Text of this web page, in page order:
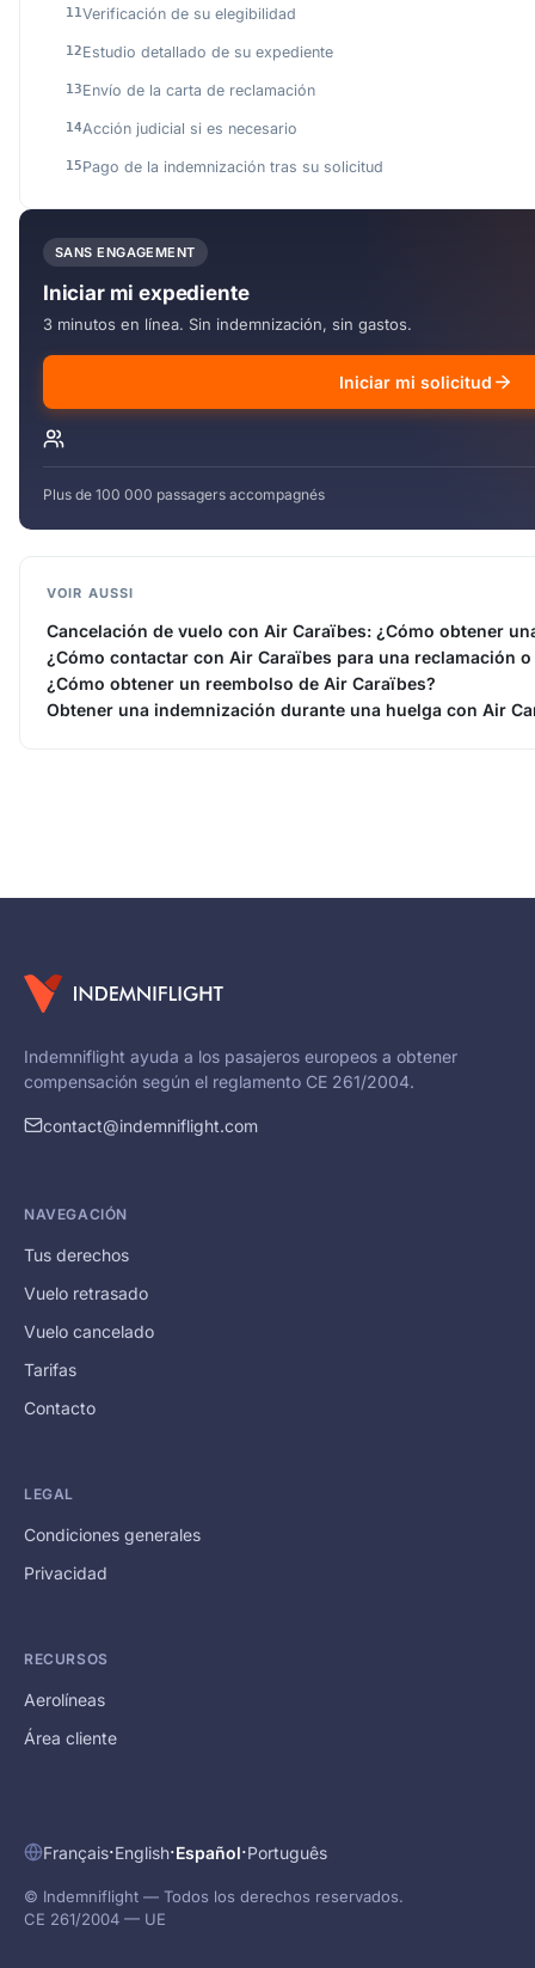
Verificación de su elegibilidad
Estudio detallado de su expediente
Envío de la carta de reclamación
Acción judicial si es necesario
Pago de la indemnización tras su solicitud
SANS ENGAGEMENT
Iniciar mi expediente
3 minutos en línea. Sin indemnización, sin gastos.
Iniciar mi solicitud
Plus de 100 000 passagers accompagnés
VOIR AUSSI
Cancelación de vuelo con Air Caraïbes: ¿Cómo obtener
¿Cómo contactar con Air Caraïbes para una reclamación
¿Cómo obtener un reembolso de Air Caraïbes?
Obtener una indemnización durante una huelga con Air
Indemniflight ayuda a los pasajeros europeos a obtener
compensación según el reglamento CE 261/2004.
contact@indemniflight.com
NAVEGACIÓN
Tus derechos
Vuelo retrasado
Vuelo cancelado
Tarifas
Contacto
LEGAL
Condiciones generales
Privacidad
RECURSOS
Aerolíneas
Área cliente
Français·English·Español·Português
© Indemniflight — Todos los derechos reservados.
CE 261/2004 — UE